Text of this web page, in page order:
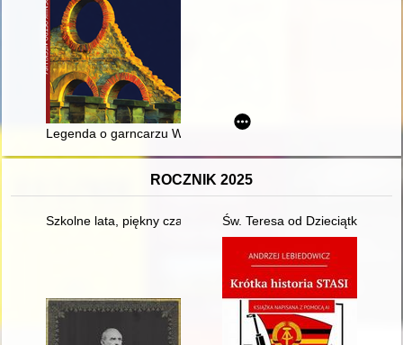
Legenda o garncarzu Wojtosie, czyli O reklamie z początku
ROCZNIK 2025
Szkolne lata, piękny czas... Zespół SzkółŚw. Teresa od Dzieciątka Jezus